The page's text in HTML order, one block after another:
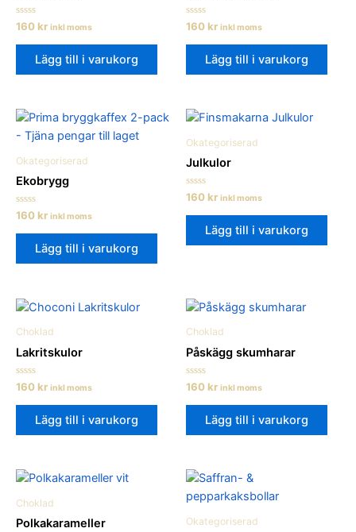
Betygsatt
0
av
160 kr inkl moms
Lägg till i varukorg
Betygsatt
0
av
160 kr inkl moms
Lägg till i varukorg
Okategoriserad
Ekobrygg
Betygsatt
av
160 kr inkl moms
Lägg till i varukorg
Okategoriserad
Julkulor
Betygsatt
av
160 kr inkl moms
Lägg till i varukorg
Choklad
Lakritskulor
Betygsatt
0
av
160 kr inkl moms
Lägg till i varukorg
Choklad
Påskägg skumharar
Betygsatt
0
av
160 kr inkl moms
Lägg till i varukorg
Choklad
Polkakarameller Okategoriserad